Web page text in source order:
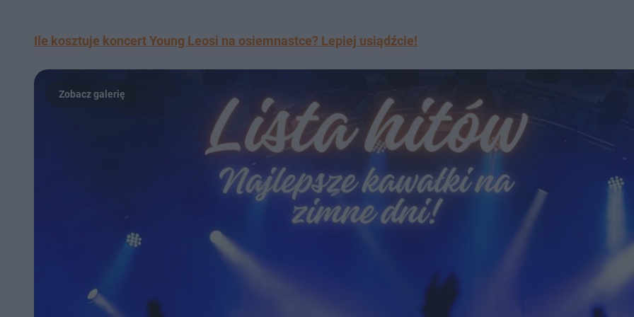
Ile kosztuje koncert Young Leosi na osiemnastce? Lepiej usiądźcie!